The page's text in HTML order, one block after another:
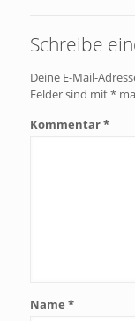
Schreibe
Deine E-Mail-
Felder sind mit*
Kommentar*
Name *